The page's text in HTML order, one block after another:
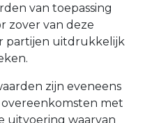
van toepassing
zover van deze
partijen uitdrukkelijk
zijn eveneens
met
uitvoering waarvan